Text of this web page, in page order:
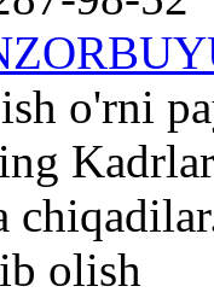
o'rni
olish